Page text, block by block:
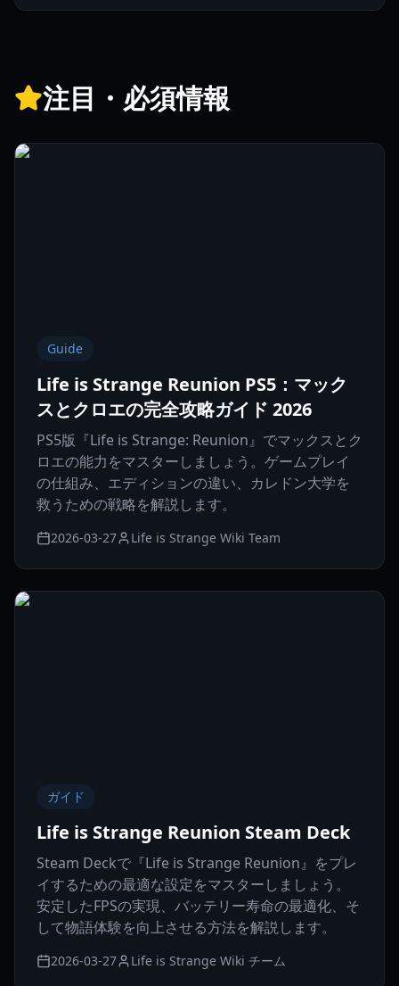
注目・必須情報
Guide
Life is Strange Reunion PS5：マック
スとクロエの完全攻略ガイド 2026
PS5版『Life is Strange: Reunion』でマックスとク
ロエの能力をマスターしましょう。ゲームプレイ
の仕組み、エディションの違い、カレドン大学を
救うための戦略を解説します。
2026-03-27 Life is Strange Wiki Team
ガイド
Life is Strange Reunion Steam Deck
Steam Deckで『Life is Strange Reunion』をプレ
イするための最適な設定をマスターしましょう。
安定したFPSの実現、バッテリー寿命の最適化、そ
して物語体験を向上させる方法を解説します。
2026-03-27 Life is Strange Wiki チーム